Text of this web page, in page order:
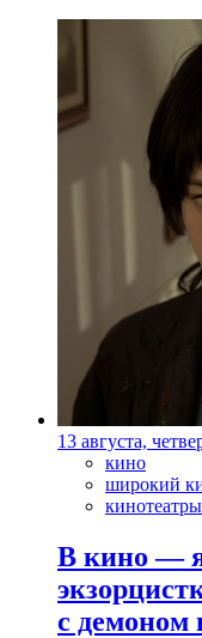
13 августа,
кино
широкий
кинотеатры
В кино —
с демоном